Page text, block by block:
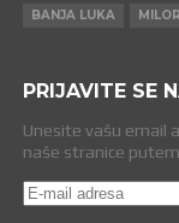
BANJA LUKA
PRIJAVITE SE
Unesite vašu email
naše stranice
E-
mail